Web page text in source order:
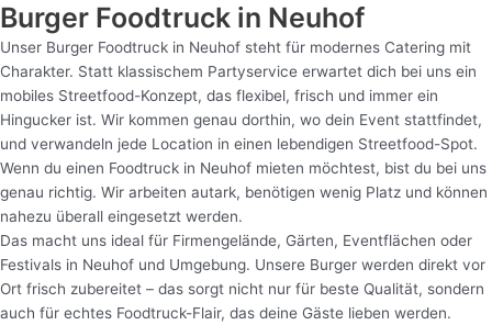
Burger Foodtruck in Neuhof
Unser Burger Foodtruck in Neuhof steht für modernes Catering mit
Charakter. Statt klassischem Partyservice erwartet dich bei uns ein
mobiles Streetfood-Konzept, das flexibel, frisch und immer ein
Hingucker ist. Wir kommen genau dorthin, wo dein Event stattfindet,
und verwandeln jede Location in einen lebendigen Streetfood-Spot.
Wenn du einen Foodtruck in Neuhof mieten möchtest, bist du bei uns
genau richtig. Wir arbeiten autark, benötigen wenig Platz und können
nahezu überall eingesetzt werden.
Das macht uns ideal für Firmengelände, Gärten, Eventflächen oder
Festivals in Neuhof und Umgebung. Unsere Burger werden direkt vor
Ort frisch zubereitet – das sorgt nicht nur für beste Qualität, sondern
auch für echtes Foodtruck-Flair, das deine Gäste lieben werden.